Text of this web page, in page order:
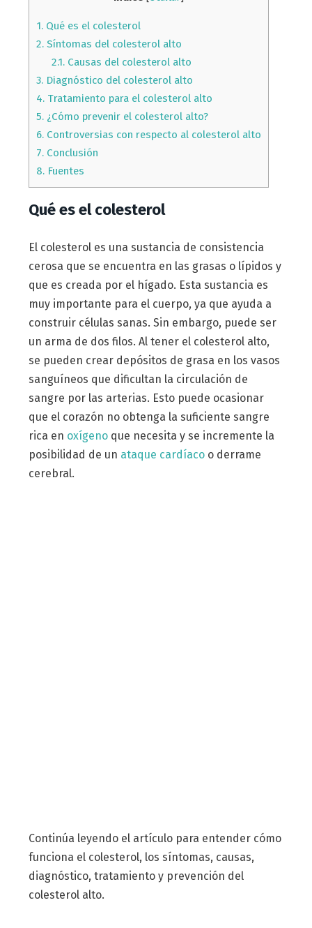
1.Qué es el colesterol
2.Síntomas del colesterol alto
2.1. Causas del colesterol alto
3.Diagnóstico del colesterol alto
4.Tratamiento para el colesterol alto
5.¿Cómo prevenir el colesterol alto?
6.Controversias con respecto al colesterol alto
7.Conclusión
8.Fuentes
Qué es el colesterol
El colesterol es una sustancia de consistencia
cerosa que se encuentra en las grasas o lípidos y
que es creada por el hígado. Esta sustancia es
muy importante para el cuerpo, ya que ayuda a
construir células sanas. Sin embargo, puede ser
un arma de dos filos. Al tener el colesterol alto,
se pueden crear depósitos de grasa en los vasos
sanguíneos que dificultan la circulación de
sangre por las arterias. Esto puede ocasionar
que el corazón no obtenga la suficiente sangre
rica en oxígenoque necesita y se incremente la
posibilidad de un ataque cardíacoo derrame
cerebral.
Continúa leyendo el artículo para entender cómo
funciona el colesterol, los síntomas, causas,
diagnóstico, tratamiento y prevención del
colesterol alto.